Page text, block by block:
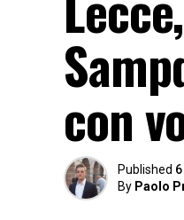
con
Published
By Paolo